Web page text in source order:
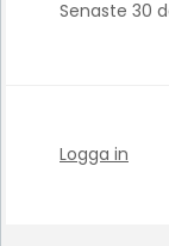
Senaste 30
Logga in